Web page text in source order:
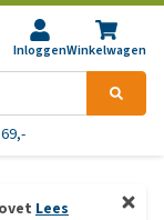
InloggenWinkelwagen
Lees